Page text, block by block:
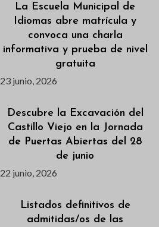
La Escuela Municipal de
Idiomas abre matrícula y
convoca una charla
informativa y prueba de nivel
gratuita
23 junio, 2026
Descubre la Excavación del
Castillo Viejo en la Jornada
de Puertas Abiertas del 28
de junio
22 junio, 2026
Listados definitivos de
admitidas/os de las